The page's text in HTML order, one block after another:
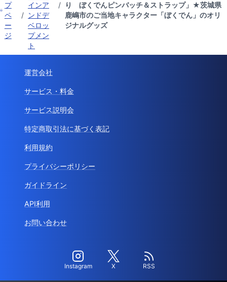
プ
ペ
ー
ジ
/
インア
ンドデ
ベロッ
プメン
ト
/
り ぼくでんピンバッチ＆ストラップ」★茨城県
鹿嶋市のご当地キャラクター「ぼくでん」のオリ
ジナルグッズ
運営会社
サービス・料金
サービス説明会
特定商取引法に基づく表記
利用規約
プライバシーポリシー
ガイドライン
API利用
お問い合わせ
Instagram X RSS